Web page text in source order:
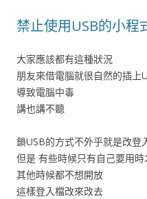
禁止使用USB的小程
大家應該都有這種狀況
朋友來借電腦就很自然的插上
導致電腦中毒
講也講不聽
鎖USB的方式不外乎就是改登
但是 有些時候只有自己要用
其他時候都不想開放
這樣登入檔改來改去